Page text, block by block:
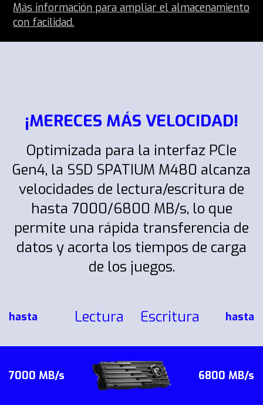
Más información para ampliar el almacenamiento
con facilidad.
¡MERECES MÁS VELOCIDAD!
Optimizada para la interfaz PCIe
Gen4, la SSD SPATIUM M480 alcanza
velocidades de lectura/escritura de
hasta 7000/6800 MB/s, lo que
permite una rápida transferencia de
datos y acorta los tiempos de carga
de los juegos.
hasta Lectura Escritura hasta
7000 MB/s 6800 MB/s